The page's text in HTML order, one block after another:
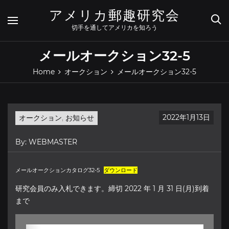
content
アメリカ郵趣研究会
切手を通してアメリカを知ろう
メールオークション32-5
Home オークション メールオークション32-5
オークション, お知らせ 2022年1月13日
By: WEBMASTER
メールオークションカタログ32-5 ダウンロード
研究会員のみ入札できます。締切 2022 年 1 月 31 日(月)到着
まで